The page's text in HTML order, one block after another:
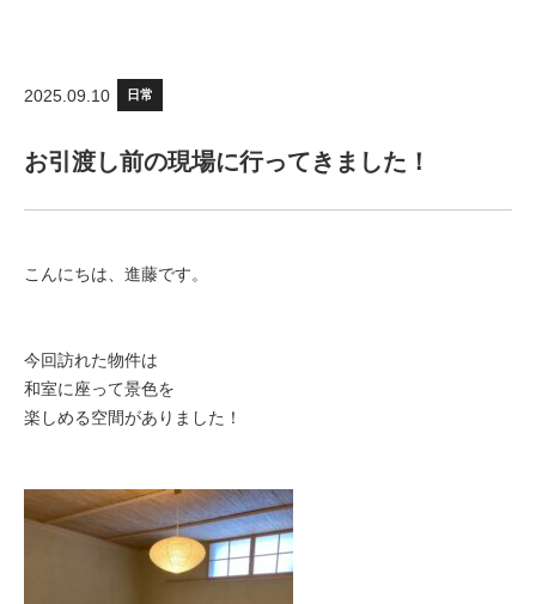
2025.09.10 日常
お引渡し前の現場に行ってきました！
こんにちは、進藤です。
今回訪れた物件は
和室に座って景色を
楽しめる空間がありました！